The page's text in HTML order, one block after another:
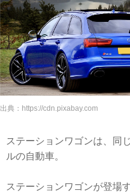
出典： https://cdn.pixabay.com
ステーションワゴンは、同
ルの自動車。
ステーションワゴンが登場